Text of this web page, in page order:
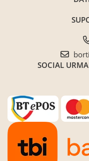
Paturi pentru copii
COVOARE CLASICE
Mobilier Gradina
Banci gradina si terasa
Mese gradina
Scaune de gradina
SOCIAL